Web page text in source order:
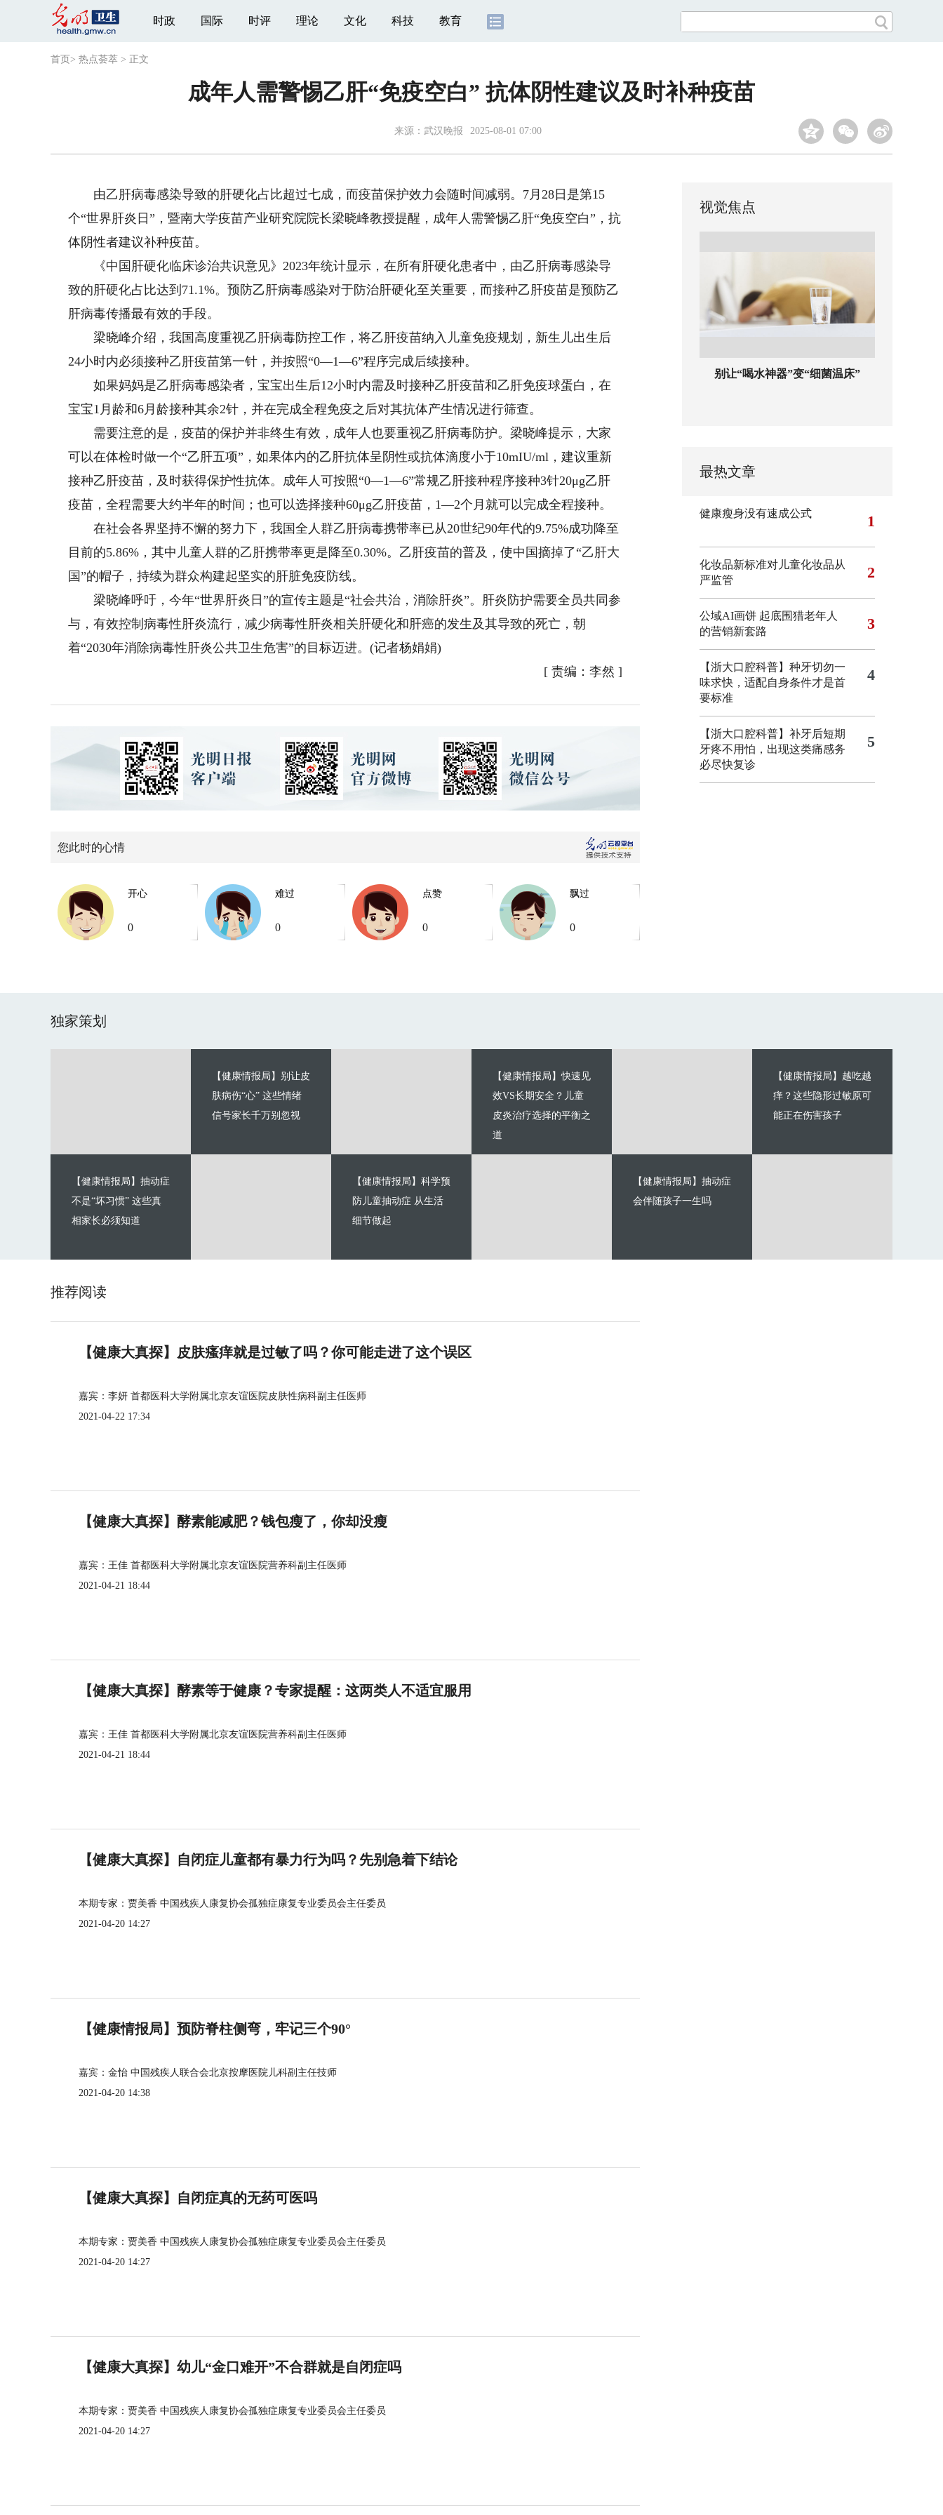
时政 国际 时评 理论 文化 科技 教育
首页 > 热点荟萃 > 正文
成年人需警惕乙肝“免疫空白” 抗体阴性建议及时补种疫苗
来源： 武汉晚报 2025-08-01 07:00
由乙肝病毒感染导致的肝硬化占比超过七成，而疫苗保护效力会随时间减弱。7月28日是第15
个“世界肝炎日”，暨南大学疫苗产业研究院院长梁晓峰教授提醒，成年人需警惕乙肝“免疫空白”，抗
体阴性者建议补种疫苗。
《中国肝硬化临床诊治共识意见》2023年统计显示，在所有肝硬化患者中，由乙肝病毒感染导
致的肝硬化占比达到71.1%。预防乙肝病毒感染对于防治肝硬化至关重要，而接种乙肝疫苗是预防乙
肝病毒传播最有效的手段。
梁晓峰介绍，我国高度重视乙肝病毒防控工作，将乙肝疫苗纳入儿童免疫规划，新生儿出生后
24小时内必须接种乙肝疫苗第一针，并按照“0—1—6”程序完成后续接种。
如果妈妈是乙肝病毒感染者，宝宝出生后12小时内需及时接种乙肝疫苗和乙肝免疫球蛋白，在
宝宝1月龄和6月龄接种其余2针，并在完成全程免疫之后对其抗体产生情况进行筛查。
需要注意的是，疫苗的保护并非终生有效，成年人也要重视乙肝病毒防护。梁晓峰提示，大家
可以在体检时做一个“乙肝五项”，如果体内的乙肝抗体呈阴性或抗体滴度小于10mIU/ml，建议重新
接种乙肝疫苗，及时获得保护性抗体。成年人可按照“0—1—6”常规乙肝接种程序接种3针20μg乙肝
疫苗，全程需要大约半年的时间；也可以选择接种60μg乙肝疫苗，1—2个月就可以完成全程接种。
在社会各界坚持不懈的努力下，我国全人群乙肝病毒携带率已从20世纪90年代的9.75%成功降至
目前的5.86%，其中儿童人群的乙肝携带率更是降至0.30%。乙肝疫苗的普及，使中国摘掉了“乙肝大
国”的帽子，持续为群众构建起坚实的肝脏免疫防线。
梁晓峰呼吁，今年“世界肝炎日”的宣传主题是“社会共治，消除肝炎”。肝炎防护需要全员共同参
与，有效控制病毒性肝炎流行，减少病毒性肝炎相关肝硬化和肝癌的发生及其导致的死亡，朝
着“2030年消除病毒性肝炎公共卫生危害”的目标迈进。(记者杨娟娟)
[ 责编：李然 ]
您此时的心情
开心
0
难过
0
点赞
0
飘过
0
视觉焦点
别让“喝水神器”变“细菌温床”
最热文章
健康瘦身没有速成公式 1
化妆品新标准对儿童化妆品从
严监管
2
公域AI画饼 起底围猎老年人
的营销新套路
3
【浙大口腔科普】种牙切勿一
味求快，适配自身条件才是首
要标准
4
【浙大口腔科普】补牙后短期
牙疼不用怕，出现这类痛感务
必尽快复诊
5
独家策划
【健康情报局】别让皮
肤病伤“心” 这些情绪
信号家长千万别忽视
【健康情报局】抽动症
不是“坏习惯” 这些真
相家长必须知道
【健康情报局】快速见
效VS长期安全？儿童
皮炎治疗选择的平衡之
道
【健康情报局】科学预
防儿童抽动症 从生活
细节做起
【健康情报局】越吃越
痒？这些隐形过敏原可
能正在伤害孩子
【健康情报局】抽动症
会伴随孩子一生吗
推荐阅读
【健康大真探】皮肤瘙痒就是过敏了吗？你可能走进了这个误区
嘉宾：李妍 首都医科大学附属北京友谊医院皮肤性病科副主任医师
2021-04-22 17:34
【健康大真探】酵素能减肥？钱包瘦了，你却没瘦
嘉宾：王佳 首都医科大学附属北京友谊医院营养科副主任医师
2021-04-21 18:44
【健康大真探】酵素等于健康？专家提醒：这两类人不适宜服用
嘉宾：王佳 首都医科大学附属北京友谊医院营养科副主任医师
2021-04-21 18:44
【健康大真探】自闭症儿童都有暴力行为吗？先别急着下结论
本期专家：贾美香 中国残疾人康复协会孤独症康复专业委员会主任委员
2021-04-20 14:27
【健康情报局】预防脊柱侧弯，牢记三个90°
嘉宾：金怡 中国残疾人联合会北京按摩医院儿科副主任技师
2021-04-20 14:38
【健康大真探】自闭症真的无药可医吗
本期专家：贾美香 中国残疾人康复协会孤独症康复专业委员会主任委员
2021-04-20 14:27
【健康大真探】幼儿“金口难开”不合群就是自闭症吗
本期专家：贾美香 中国残疾人康复协会孤独症康复专业委员会主任委员
2021-04-20 14:27